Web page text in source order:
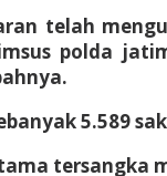
telah
polda
5.589
tersangka